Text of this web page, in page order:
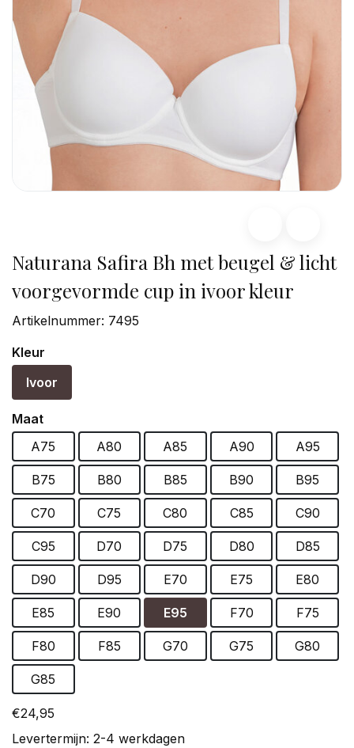
Naturana Safira Bh met beugel & licht
voorgevormde cup in ivoor kleur
Artikelnummer: 7495
Kleur
Ivoor
Maat
A75
A80 A85 A90 A95
B75 B80 B85 B90 B95
C70 C75 C80 C85 C90
C95 D70 D75 D80 D85
D90 D95 E70 E75 E80
E85 E90 E95 F70 F75
F80 F85 G70 G75 G80
G85
€24,95
Levertermijn: 2-4 werkdagen